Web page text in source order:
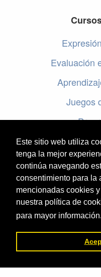
Este sitio web utiliza
tenga la mejor
continúa navegando
consentimiento para la
mencionadas cookies
nuestra política de
para mayor información.
Evaluación
Juegos
Cursos
Evaluación
Criterios de
Rúbricas de